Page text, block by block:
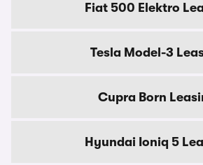
Fiat 500 Elektro
Tesla Model-3
Cupra Born
Hyundai Ioniq 5